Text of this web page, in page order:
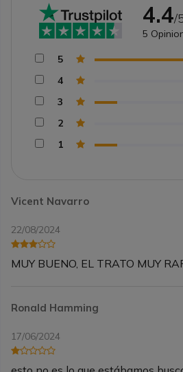
Vicent Navarro
22/08/2024
MUY BUENO, EL TRATO MUY
Ronald Hamming
17/06/2024
4.4/
5
5
4
3
2
1